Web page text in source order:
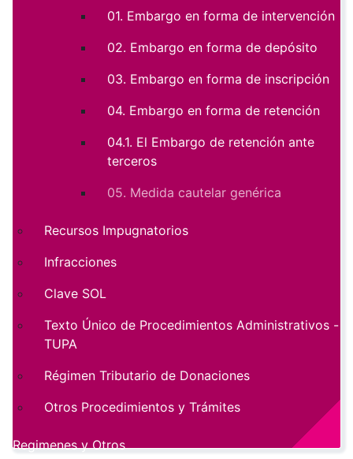
01. Embargo en forma de intervención
02. Embargo en forma de depósito
03. Embargo en forma de inscripción
04. Embargo en forma de retención
04.1. El Embargo de retención ante
terceros
05. Medida cautelar genérica
Recursos Impugnatorios
Infracciones
Clave SOL
Texto Único de Procedimientos Administrativos -
TUPA
Régimen Tributario de Donaciones
Otros Procedimientos y Trámites
Regimenes y Otros